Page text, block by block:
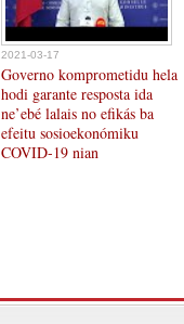
2021-03-17
Governo komprometidu hela
hodi garante resposta ida
ne’ebé lalais no efikás ba
efeitu sosioekonómiku
COVID-19 nian